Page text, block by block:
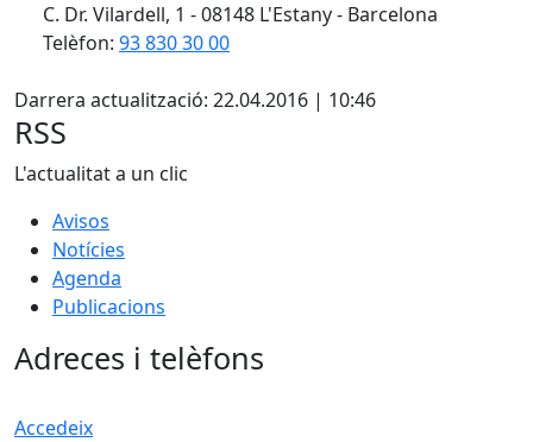
C. Dr. Vilardell, 1 - 08148 L'Estany - Barcelona
Telèfon: 93 830 30 00
Darrera actualització: 22.04.2016 | 10:46
RSS
L'actualitat a un clic
Avisos
Notícies
Agenda
Publicacions
Adreces i telèfons
Accedeix